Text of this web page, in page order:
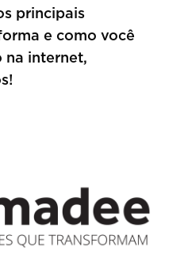
principais
e como você
na internet,